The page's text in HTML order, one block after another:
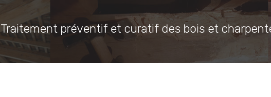
Traitement préventif et curatif des bois et